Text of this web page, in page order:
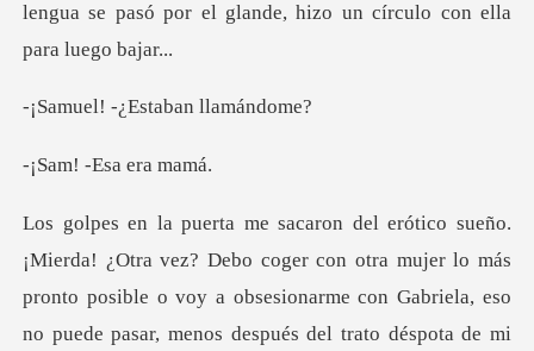
-¿Estaban
-Esa er
otra mujer lo más
pronto posible o voy a obsesionarme con Gabriela, eso
no puede pasar,